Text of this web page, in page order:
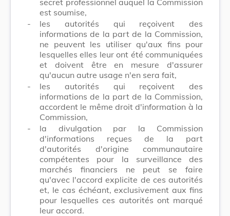
est soumise,
-
les autorités qui reçoivent des
informations de la part de la Commission,
ne peuvent les utiliser qu'aux fins pour
lesquelles elles leur ont été communiquées
et doivent être en mesure d'assurer
qu'aucun autre usage n'en sera fait,
-
les autorités qui reçoivent des
informations de la part de la Commission,
accordent le même droit d'information à la
Commission,
-
la divulgation par la Commission
d'informations reçues de la part
d'autorités d'origine communautaire
compétentes pour la surveillance des
marchés financiers ne peut se faire
qu'avec l'accord explicite de ces autorités
et, le cas échéant, exclusivement aux fins
pour lesquelles ces autorités ont marqué
leur accord.